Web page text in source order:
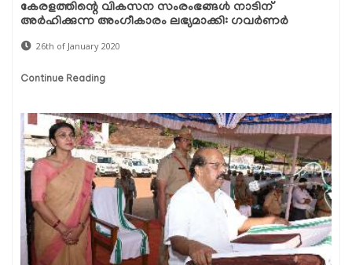
കേരളത്തിന്റെ വികസന സംരംഭങ്ങള്‍ നാടിന്
അര്‍ഹിക്കുന്ന അംഗീകാരം ലഭ്യമാക്കി: ഗവര്‍ണര്‍
26th of January 2020
Continue Reading